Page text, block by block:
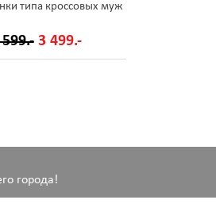
типа кроссовых муж
3 499.-
города!